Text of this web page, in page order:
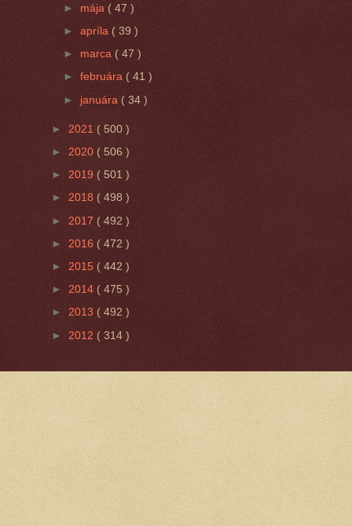
► mája ( 47 )
►apríla ( 39 )
► marca ( 47 )
►februára ( 41 )
► januára ( 34 )
► 2021 ( 500 )
► 2020 ( 506 )
► 2019 ( 501 )
► 2018 ( 498 )
► 2017 ( 492 )
► 2016 ( 472 )
► 2015 ( 442 )
► 2014 ( 475 )
► 2013 ( 492 )
► 2012 ( 314 )